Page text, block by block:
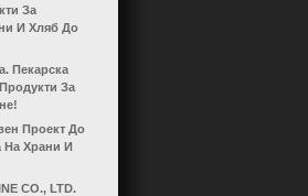
За
И Хляб До
Пекарска
За
Проект До
На Храни И
CO., LTD.